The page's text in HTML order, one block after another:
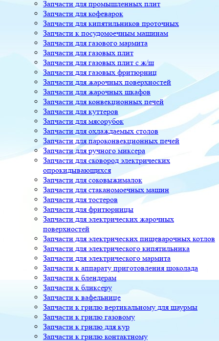
Запчасти для промышленных плит
Запчасти для кофеварок
Запчасти для кипятильников проточных
Запчасти к посудомоечным машинам
Запчасти для газового мармита
Запчасти для газовых плит
Запчасти для газовых плит с ж/ш
Запчасти для газовых фритюрниц
Запчасти для жарочных поверхностей
Запчасти для жарочных шкафов
Запчасти для конвекционных печей
Запчасти для куттеров
Запчасти для мясорубок
Запчасти для охлаждаемых столов
Запчасти для пароконвекционных печей
Запчасти для ручного миксера
Запчасти для сковород электрических
опрокидывающихся
Запчасти для соковыжималок
Запчасти для стаканомоечных машин
Запчасти для тостеров
Запчасти для фритюрницы
Запчасти для электрических жарочных
поверхностей
Запчасти для электрических пищеварочных котлов
Запчасти для электрического кипятильника
Запчасти для электрического мармита
Запчасти к аппарату приготовления шоколада
Запчасти к блендерам
Запчасти к бликсеру
Запчасти к вафельнице
Запчасти к грилю вертикальному для шаурмы
Запчасти к грилю газовому
Запчасти к грилю для кур
Запчасти к грилю контактному